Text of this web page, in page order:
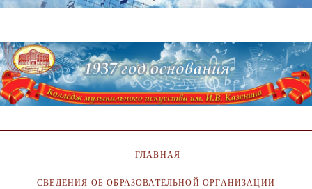
ГЛАВНАЯ
СВЕДЕНИЯ ОБ ОБРАЗОВАТЕЛЬНОЙ ОРГАНИЗАЦИИ